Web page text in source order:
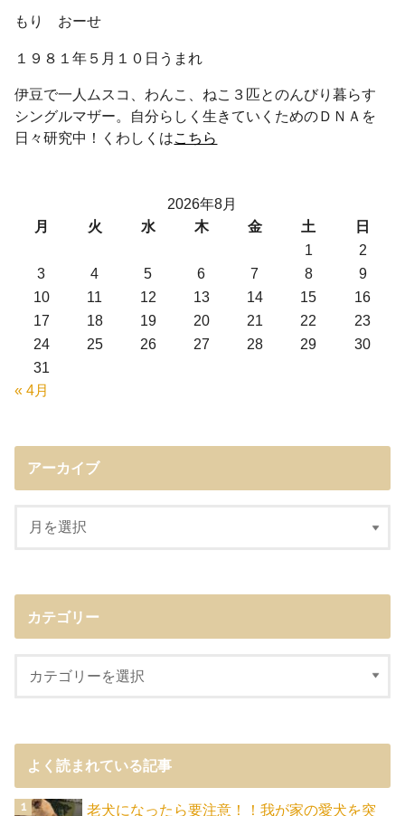
もり おーせ
１９８１年５月１０日うまれ
伊豆で一人ムスコ、わんこ、ねこ３匹とのんびり暮らす
シングルマザー。自分らしく生きていくためのＤＮＡを
日々研究中！くわしくはこちら
2026年8月
月
火 水 木 金 土
日
1
2
3
4 5 6 7 8
9
10
11 12 13 14 15
16
17
18 19 20 21 22
23
24
25 26 27 28 29
30
31
« 4月
アーカイブ
カテゴリー
よく読まれている記事
老犬になったら要注意！！我が家の愛犬を突